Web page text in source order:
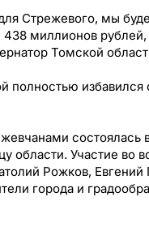
Стрежевого, мы
438 миллионов
Томской
избавился
состоялась
области. Участие во
Рожков,
города и